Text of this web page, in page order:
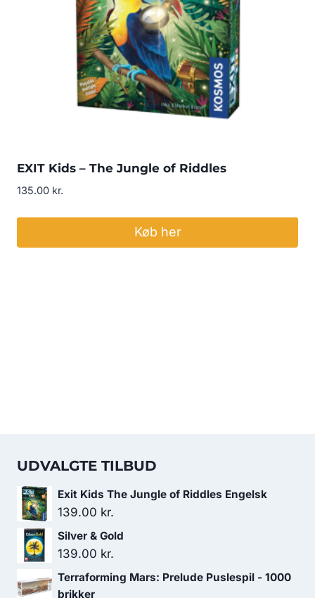
EXIT Kids – The Jungle of Riddles
135.00 kr.
Køb her
UDVALGTE TILBUD
Exit Kids The Jungle of Riddles Engelsk
139.00 kr.
Silver & Gold
139.00 kr.
Terraforming Mars: Prelude Puslespil - 1000
brikker